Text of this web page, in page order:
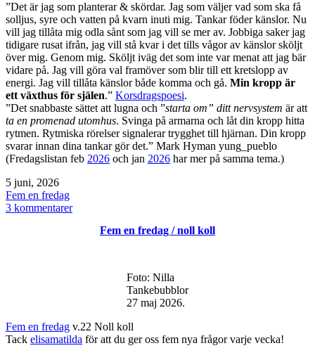
”Det är jag som planterar & skördar. Jag som väljer vad som ska få
solljus, syre och vatten på kvarn inuti mig. Tankar föder känslor. Nu
vill jag tillåta mig odla sånt som jag vill se mer av. Jobbiga saker jag
tidigare rusat ifrån, jag vill stå kvar i det tills vågor av känslor sköljt
över mig. Genom mig. Sköljt iväg det som inte var menat att jag bär
vidare på. Jag vill göra val framöver som blir till ett kretslopp av
energi. Jag vill tillåta känslor både komma och gå. Min kropp är
ett växthus för själen.” Korsdragspoesi.
”Det snabbaste sättet att lugna och ”starta om” ditt nervsystem är att
ta en promenad utomhus. Svinga på armarna och låt din kropp hitta
rytmen. Rytmiska rörelser signalerar trygghet till hjärnan. Din kropp
svarar innan dina tankar gör det.” Mark Hyman yung_pueblo
(Fredagslistan feb 2026 och jan 2026 har mer på samma tema.)
Publicerat
den
5 juni, 2026
Kategoriserat
som
Fem en fredag
3 kommentarertill
Fem en fredag / noll koll
Foto: Nilla
Tankebubblor
27 maj 2026.
Fem en fredag v.22 Noll koll
Tack elisamatilda för att du ger oss fem nya frågor varje vecka!